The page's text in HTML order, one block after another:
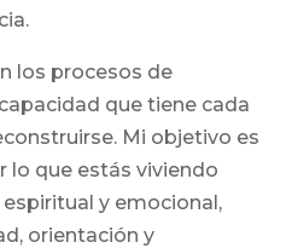
los procesos de
que tiene cada
Mi objetivo es
lo que estás viviendo
y emocional,
orientación y